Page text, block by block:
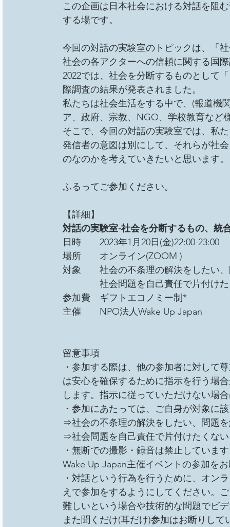
この企画は日本社会における対話を阻
する場です。
今回の対話の実験室のトピックは、「
社会の各アクターへの信頼に関する国
2022では、社会を分断するものとして
際調査の結果が発表されました。
私たちは社会生活をする中で、(報道機
ア、政府、宗教、NGO、学校教育など
そこで、今回の対話の実験室では、私
発信者の意図は別にして、それらが社
のなのかを考えていきたいと思います。
ふるってご参加ください。
【詳細】
対話の実験室-社会を分断するもの、統
日時　　2023年1月20日(金)22:00-23:00
場所　　オンライン(ZOOM )
対象　　社会の不条理の解決をしたい
社会問題を自己責任で片付けた
参加費　ギフトエコノミー制*
主催　　NPO法人Wake Up Japan
留意事項
・参加する際は、他の参加者に対して
は安心を確保するために指示を行う場
します。指示に従っていただけない場
・参加にあたっては、ご自身が対象に
⇒社会の不条理の解決をしたい、問題
⇒社会問題を自己責任で片付けたくな
・無断での撮影・録音は禁止していま
Wake Up Japan主催イベントの参加を
・対話という行為を行うために、オン
えで参加をするようにしてください。
難しいという場合や技術的な問題でビ
また聞くだけ(耳だけ)参加はお断りして